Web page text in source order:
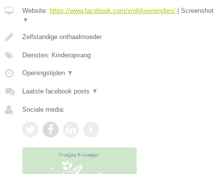
Website: https://www.facebook.com/vrolijkevriendjes/
Screenshot
▼
Zelfstandige onthaalmoeder
Diensten: Kinderopvang
Openingstijden ▼
Laatste facebook posts ▼
Sociale media: